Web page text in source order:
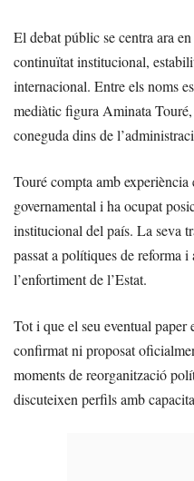
El debat públic se centra ara
continuïtat institucional,
internacional. Entre els noms
mediàtic figura Aminata
coneguda dins de
Touré compta amb
governamental i ha ocupat
institucional del país. La seva
passat a polítiques de reforma i
l’enfortiment de l’Estat.
Tot i que el seu eventual paper
confirmat ni proposat
moments de reorganització
discuteixen perfils amb